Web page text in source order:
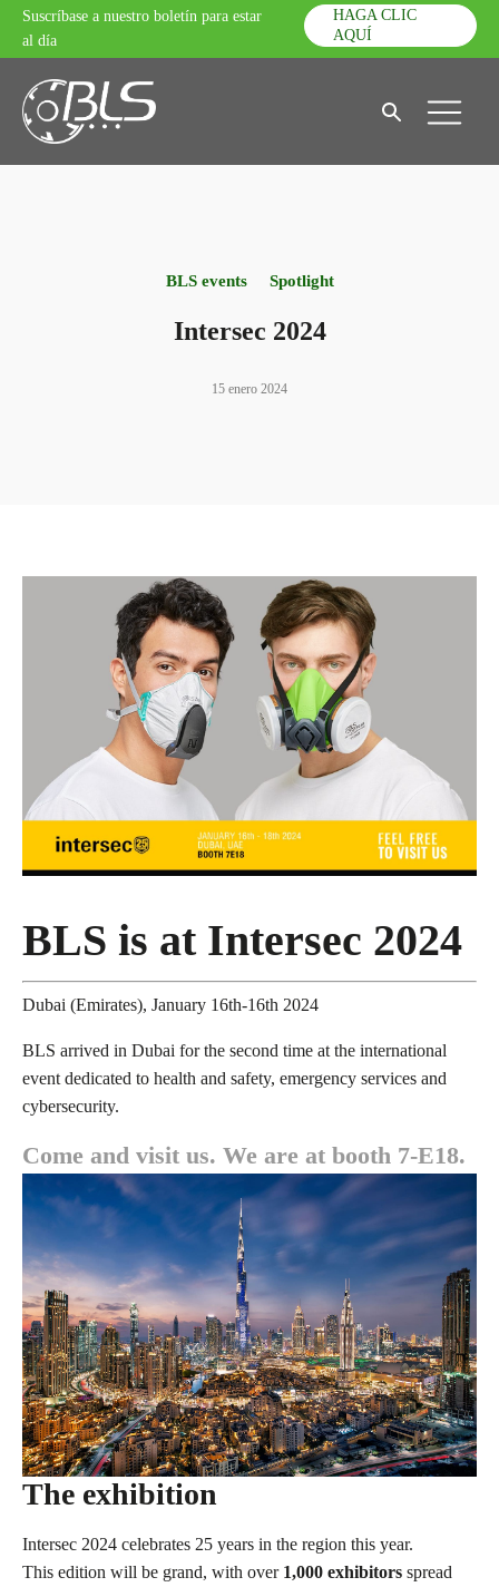
Suscríbase a nuestro boletín para estar
al día
HAGA CLIC
AQUÍ
BLS events Spotlight
Intersec 2024
15 enero 2024
BLS is at Intersec 2024
Dubai (Emirates), January 16th-16th 2024
BLS arrived in Dubai for the second time at the international
event dedicated to health and safety, emergency services and
cybersecurity.
Come and visit us. We are at booth 7-E18.
The exhibition
Intersec 2024 celebrates 25 years in the region this year.
This edition will be grand, with over 1,000 exhibitors spread